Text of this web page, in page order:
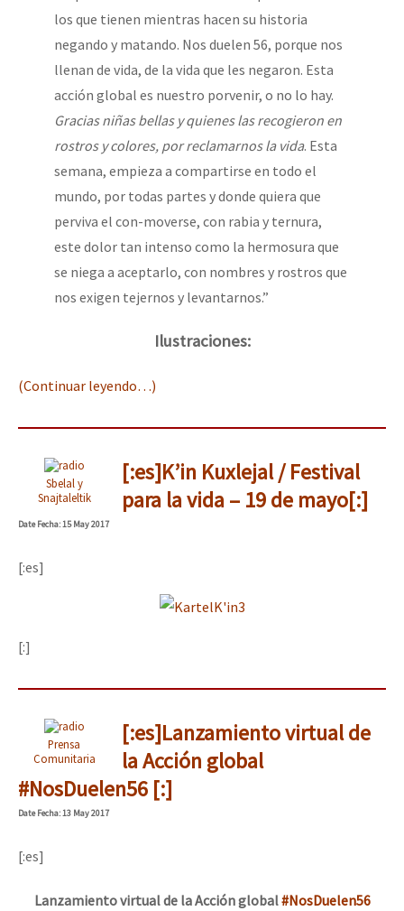
los que tienen mientras hacen su historia
negando y matando. Nos duelen 56, porque nos
llenan de vida, de la vida que les negaron. Esta
acción global es nuestro porvenir, o no lo hay.
Gracias niñas bellas y quienes las recogieron en
rostros y colores, por reclamarnos la vida. Esta
semana, empieza a compartirse en todo el
mundo, por todas partes y donde quiera que
perviva el con-moverse, con rabia y ternura,
este dolor tan intenso como la hermosura que
se niega a aceptarlo, con nombres y rostros que
nos exigen tejernos y levantarnos.”
Ilustraciones:
(Continuar leyendo…)
Sbelal y
Snajtaleltik
[:es]K’in Kuxlejal / Festival
para la vida – 19 de mayo[:]
DateFecha: 15 May 2017
[:es]
[:]
Prensa
Comunitaria
[:es]Lanzamiento virtual de
la Acción global
#NosDuelen56 [:]
DateFecha: 13 May 2017
[:es]
Lanzamiento virtual de la Acción global#NosDuelen56